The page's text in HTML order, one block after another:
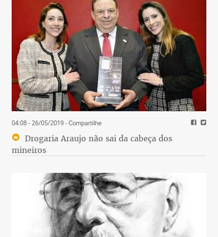
04:08 - 26/05/2019- Compartilhe
Drogaria Araujo não sai da cabeça dos
mineiros